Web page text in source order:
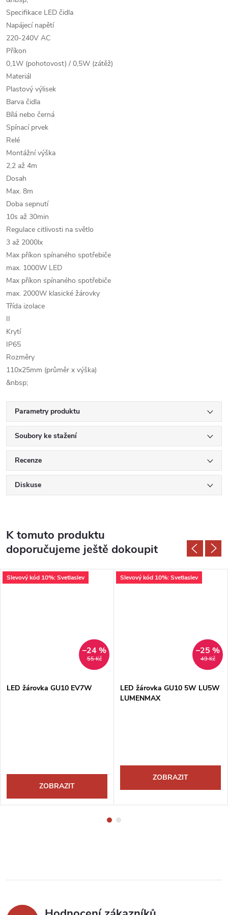
Specifikace LED čidla
Napájecí napětí
220-240V AC
Příkon
0,1W (pohotovost) / 0,5W (zátěž)
Materiál
Plastový výlisek
Barva čidla
Bílá nebo černá
Spínací prvek
Relé
Montážní výška
2,2 až 4m
Dosah
Max. 8m
Doba sepnutí
10s až 30min
Regulace citlivosti na světlo
3 až 2000lx
Max příkon spínaného spotřebiče
max. 1000W LED
Max příkon spínaného spotřebiče
max. 2000W klasické žárovky
Třída izolace
II
Krytí
IP65
Rozměry
110x25mm (průměr x výška)
&nbsp;
Parametry produktu
Soubory ke stažení
Recenze
Diskuse
K tomuto produktu
doporučujeme ještě dokoupit
Slevový kód 10%: Svetlaslev
55 Kč
–24 %
LED žárovka GU10 EV7W
ZOBRAZIT
Slevový kód 10%: Svetlaslev
49 Kč
–25 %
LED žárovka GU10 5W LU5W
LUMENMAX
ZOBRAZIT